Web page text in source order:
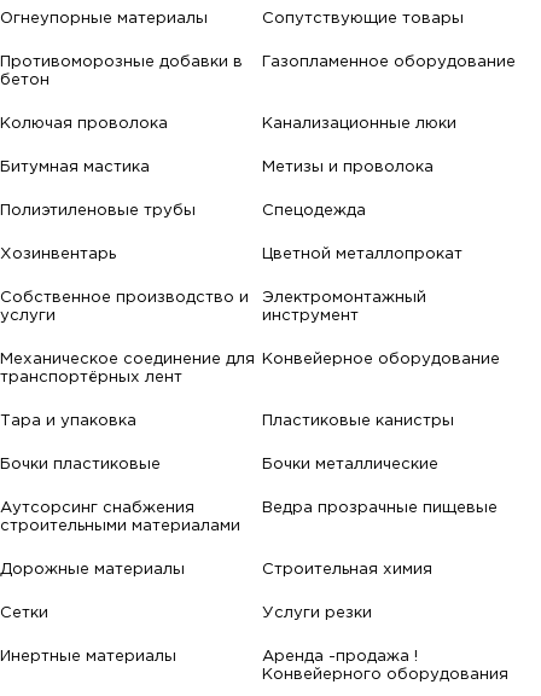
Огнеупорные материалы Сопутствующие товары
Противоморозные добавки в
бетон
Газопламенное оборудование
Колючая проволока Канализационные люки
Битумная мастика Метизы и проволока
Полиэтиленовые трубы Спецодежда
Хозинвентарь Цветной металлопрокат
Собственное производство и
услуги
Электромонтажный
инструмент
Механическое соединение для
транспортёрных лент
Конвейерное оборудование
Тара и упаковка Пластиковые канистры
Бочки пластиковые Бочки металлические
Аутсорсинг снабжения
строительными материалами
Ведра прозрачные пищевые
Дорожные материалы Строительная химия
Сетки Услуги резки
Инертные материалы
Аренда -продажа !
Конвейерного оборудования